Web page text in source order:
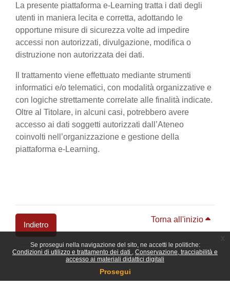
Se prosegui nella navigazione del sito, ne accetti le politiche:
Condizioni di utilizzo e trattamento dei dati
Conservazione, tracciabilità e
accesso ai materiali didattici digitali
Prosegui
La presente piattaforma e-Learning tratta i dati degli
utenti in maniera lecita e corretta, adottando le
opportune misure di sicurezza volte ad impedire
accessi non autorizzati, divulgazione, modifica o
distruzione non autorizzata dei dati.
Il trattamento viene effettuato mediante strumenti
informatici e/o telematici, con modalità organizzative e
con logiche strettamente correlate alle finalità indicate.
Oltre al Titolare, in alcuni casi, potrebbero avere
accesso ai dati soggetti autorizzati dall’Ateneo
coinvolti nell’organizzazione e gestione della
piattaforma e-Learning.
Indietro
Torna all'inizio
Blocchi